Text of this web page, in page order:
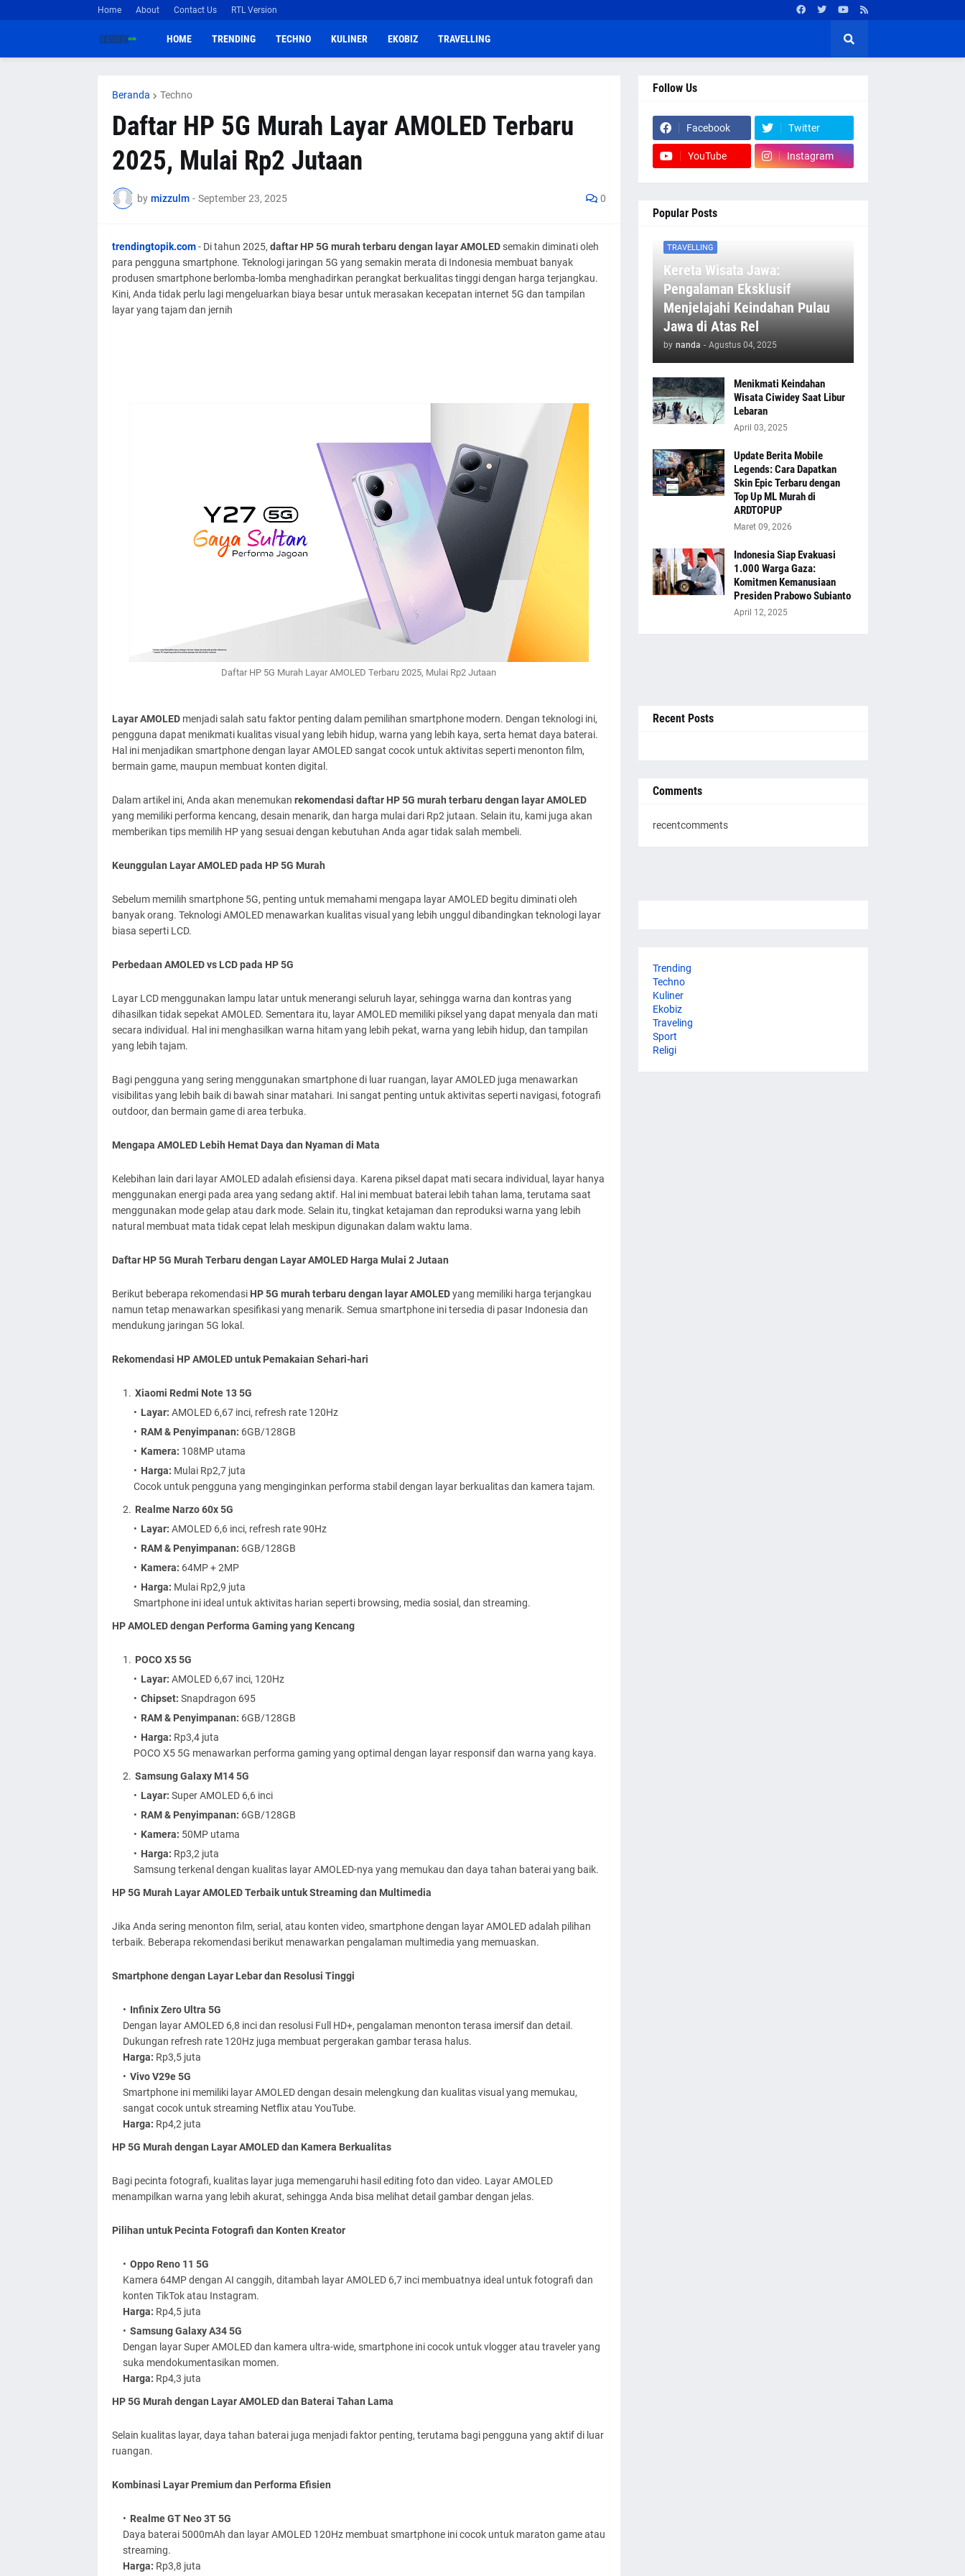
Home About Contact Us RTL Version
HOME TRENDING TECHNO KULINER EKOBIZ TRAVELLING
Beranda Techno
Daftar HP 5G Murah Layar AMOLED Terbaru
2025, Mulai Rp2 Jutaan
by mizzulm - September 23, 2025 0
trendingtopik.com- Di tahun 2025, daftar HP 5G murah terbaru dengan layar AMOLEDsemakin diminati oleh
para pengguna smartphone. Teknologi jaringan 5G yang semakin merata di Indonesia membuat banyak
produsen smartphone berlomba-lomba menghadirkan perangkat berkualitas tinggi dengan harga terjangkau.
Kini, Anda tidak perlu lagi mengeluarkan biaya besar untuk merasakan kecepatan internet 5G dan tampilan
layar yang tajam dan jernih
Daftar HP 5G Murah Layar AMOLED Terbaru 2025, Mulai Rp2 Jutaan
Layar AMOLEDmenjadi salah satu faktor penting dalam pemilihan smartphone modern. Dengan teknologi ini,
pengguna dapat menikmati kualitas visual yang lebih hidup, warna yang lebih kaya, serta hemat daya baterai.
Hal ini menjadikan smartphone dengan layar AMOLED sangat cocok untuk aktivitas seperti menonton film,
bermain game, maupun membuat konten digital.
Dalam artikel ini, Anda akan menemukan rekomendasi daftar HP 5G murah terbaru dengan layar AMOLED
yang memiliki performa kencang, desain menarik, dan harga mulai dari Rp2 jutaan. Selain itu, kami juga akan
memberikan tips memilih HP yang sesuai dengan kebutuhan Anda agar tidak salah membeli.
Keunggulan Layar AMOLED pada HP 5G Murah
Sebelum memilih smartphone 5G, penting untuk memahami mengapa layar AMOLED begitu diminati oleh
banyak orang. Teknologi AMOLED menawarkan kualitas visual yang lebih unggul dibandingkan teknologi layar
biasa seperti LCD.
Perbedaan AMOLED vs LCD pada HP 5G
Layar LCD menggunakan lampu latar untuk menerangi seluruh layar, sehingga warna dan kontras yang
dihasilkan tidak sepekat AMOLED. Sementara itu, layar AMOLED memiliki piksel yang dapat menyala dan mati
secara individual. Hal ini menghasilkan warna hitam yang lebih pekat, warna yang lebih hidup, dan tampilan
yang lebih tajam.
Bagi pengguna yang sering menggunakan smartphone di luar ruangan, layar AMOLED juga menawarkan
visibilitas yang lebih baik di bawah sinar matahari. Ini sangat penting untuk aktivitas seperti navigasi, fotografi
outdoor, dan bermain game di area terbuka.
Mengapa AMOLED Lebih Hemat Daya dan Nyaman di Mata
Kelebihan lain dari layar AMOLED adalah efisiensi daya. Karena piksel dapat mati secara individual, layar hanya
menggunakan energi pada area yang sedang aktif. Hal ini membuat baterai lebih tahan lama, terutama saat
menggunakan mode gelap atau dark mode. Selain itu, tingkat ketajaman dan reproduksi warna yang lebih
natural membuat mata tidak cepat lelah meskipun digunakan dalam waktu lama.
Daftar HP 5G Murah Terbaru dengan Layar AMOLED Harga Mulai 2 Jutaan
Berikut beberapa rekomendasi HP 5G murah terbaru dengan layar AMOLEDyang memiliki harga terjangkau
namun tetap menawarkan spesifikasi yang menarik. Semua smartphone ini tersedia di pasar Indonesia dan
mendukung jaringan 5G lokal.
Rekomendasi HP AMOLED untuk Pemakaian Sehari-hari
Xiaomi Redmi Note 13 5G
Layar: AMOLED 6,67 inci, refresh rate 120Hz
RAM & Penyimpanan: 6GB/128GB
Kamera: 108MP utama
Harga: Mulai Rp2,7 juta
Cocok untuk pengguna yang menginginkan performa stabil dengan layar berkualitas dan kamera tajam.
Realme Narzo 60x 5G
Layar: AMOLED 6,6 inci, refresh rate 90Hz
RAM & Penyimpanan: 6GB/128GB
Kamera: 64MP + 2MP
Harga: Mulai Rp2,9 juta
Smartphone ini ideal untuk aktivitas harian seperti browsing, media sosial, dan streaming.
HP AMOLED dengan Performa Gaming yang Kencang
POCO X5 5G
Layar: AMOLED 6,67 inci, 120Hz
Chipset: Snapdragon 695
RAM & Penyimpanan: 6GB/128GB
Harga: Rp3,4 juta
POCO X5 5G menawarkan performa gaming yang optimal dengan layar responsif dan warna yang kaya.
Samsung Galaxy M14 5G
Layar: Super AMOLED 6,6 inci
RAM & Penyimpanan: 6GB/128GB
Kamera: 50MP utama
Harga: Rp3,2 juta
Samsung terkenal dengan kualitas layar AMOLED-nya yang memukau dan daya tahan baterai yang baik.
HP 5G Murah Layar AMOLED Terbaik untuk Streaming dan Multimedia
Jika Anda sering menonton film, serial, atau konten video, smartphone dengan layar AMOLED adalah pilihan
terbaik. Beberapa rekomendasi berikut menawarkan pengalaman multimedia yang memuaskan.
Smartphone dengan Layar Lebar dan Resolusi Tinggi
Infinix Zero Ultra 5G
Dengan layar AMOLED 6,8 inci dan resolusi Full HD+, pengalaman menonton terasa imersif dan detail.
Dukungan refresh rate 120Hz juga membuat pergerakan gambar terasa halus.
Harga: Rp3,5 juta
Vivo V29e 5G
Smartphone ini memiliki layar AMOLED dengan desain melengkung dan kualitas visual yang memukau,
sangat cocok untuk streaming Netflix atau YouTube.
Harga: Rp4,2 juta
HP 5G Murah dengan Layar AMOLED dan Kamera Berkualitas
Bagi pecinta fotografi, kualitas layar juga memengaruhi hasil editing foto dan video. Layar AMOLED
menampilkan warna yang lebih akurat, sehingga Anda bisa melihat detail gambar dengan jelas.
Pilihan untuk Pecinta Fotografi dan Konten Kreator
Oppo Reno 11 5G
Kamera 64MP dengan AI canggih, ditambah layar AMOLED 6,7 inci membuatnya ideal untuk fotografi dan
konten TikTok atau Instagram.
Harga: Rp4,5 juta
Samsung Galaxy A34 5G
Dengan layar Super AMOLED dan kamera ultra-wide, smartphone ini cocok untuk vlogger atau traveler yang
suka mendokumentasikan momen.
Harga: Rp4,3 juta
HP 5G Murah dengan Layar AMOLED dan Baterai Tahan Lama
Selain kualitas layar, daya tahan baterai juga menjadi faktor penting, terutama bagi pengguna yang aktif di luar
ruangan.
Kombinasi Layar Premium dan Performa Efisien
Realme GT Neo 3T 5G
Daya baterai 5000mAh dan layar AMOLED 120Hz membuat smartphone ini cocok untuk maraton game atau
streaming.
Harga: Rp3,8 juta
Follow Us
Facebook Twitter
YouTube Instagram
Popular Posts
TRAVELLING
Kereta Wisata Jawa:
Pengalaman Eksklusif
Menjelajahi Keindahan Pulau
Jawa di Atas Rel
by nanda - Agustus 04, 2025
Menikmati Keindahan
Wisata Ciwidey Saat Libur
Lebaran
April 03, 2025
Update Berita Mobile
Legends: Cara Dapatkan
Skin Epic Terbaru dengan
Top Up ML Murah di
ARDTOPUP
Maret 09, 2026
Indonesia Siap Evakuasi
1.000 Warga Gaza:
Komitmen Kemanusiaan
Presiden Prabowo Subianto
April 12, 2025
Recent Posts
Comments
recentcomments
Trending
Techno
Kuliner
Ekobiz
Traveling
Sport
Religi